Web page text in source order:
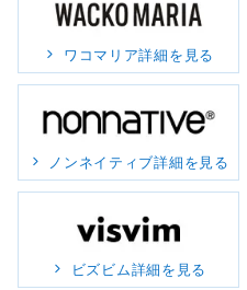
ワコマリア詳細を見る
ノンネイティブ詳細を見る
ビズビム詳細を見る